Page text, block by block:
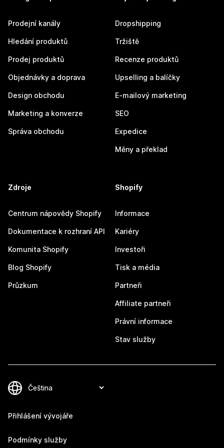
Prodejní kanály
Hledání produktů
Prodej produktů
Objednávky a doprava
Design obchodu
Marketing a konverze
Správa obchodu
Dropshipping
Tržiště
Recenze produktů
Upselling a balíčky
E-mailový marketing
SEO
Expedice
Měny a překlad
Zdroje
Centrum nápovědy Shopify
Dokumentace k rozhraní API
Komunita Shopify
Blog Shopify
Průzkum
Shopify
Informace
Kariéry
Investoři
Tisk a média
Partneři
Affiliate partneři
Právní informace
Stav služby
Přihlášení vývojáře
Podmínky služby